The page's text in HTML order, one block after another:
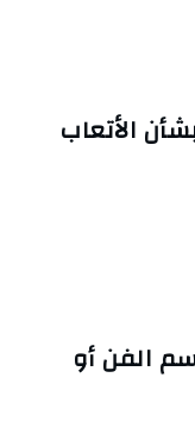
الأتعاب
الفن أو